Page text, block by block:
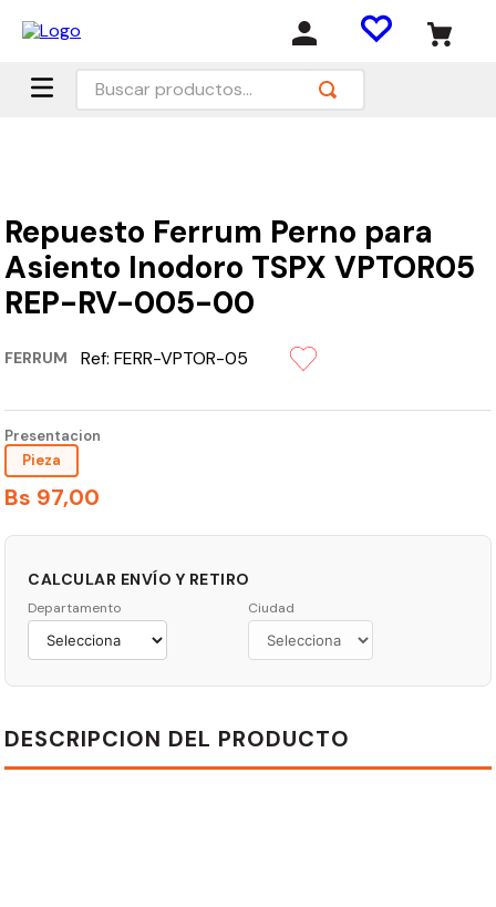
Buscar productos...
Repuesto Ferrum Perno para
Asiento Inodoro TSPX VPTOR05
REP-RV-005-00
FERRUM Ref:FERR-VPTOR-05
Presentacion
Pieza
Bs 97,00
CALCULAR ENVÍO Y RETIRO
Departamento Ciudad
DESCRIPCION DEL PRODUCTO